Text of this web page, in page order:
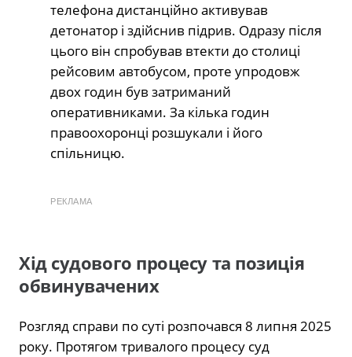
телефона дистанційно активував
детонатор і здійснив підрив. Одразу після
цього він спробував втекти до столиці
рейсовим автобусом, проте упродовж
двох годин був затриманий
оперативниками. За кілька годин
правоохоронці розшукали і його
спільницю.
РЕКЛАМА
Хід судового процесу та позиція
обвинувачених
Розгляд справи по суті розпочався 8 липня 2025
року. Протягом тривалого процесу суд